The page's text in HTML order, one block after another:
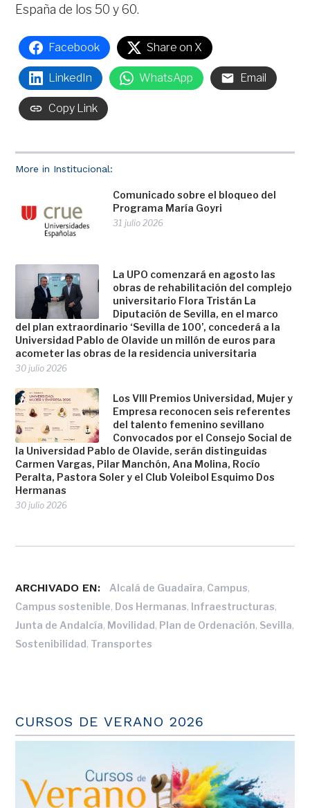
More in Institucional:
Comunicado sobre el bloqueo del
Programa María Goyri
31 julio 2026
La UPO comenzará en agosto las
obras de rehabilitación del complejo
universitario Flora Tristán La
Diputación de Sevilla, en el marco
del plan extraordinario ‘Sevilla de 100’, concederá a la
Universidad Pablo de Olavide un millón de euros para
acometer las obras de la residencia universitaria
30 julio 2026
Los VIII Premios Universidad, Mujer y
Empresa reconocen seis referentes
del talento femenino sevillano
Convocados por el Consejo Social de
la Universidad Pablo de Olavide, serán distinguidas
Carmen Vargas, Pilar Manchón, Ana Molina, Rocío
Peralta, Pastora Soler y el Club Voleibol Esquimo Dos
Hermanas
30 julio 2026
España de los 50 y 60.
Facebook Share on X
LinkedIn WhatsApp Email
Copy Link
ARCHIVADO EN: Alcalá de Guadaíra, Campus,
Campus sostenible, Dos Hermanas, Infraestructuras,
Junta de Andalcía, Movilidad, Plan de Ordenación, Sevilla,
Sostenibilidad, Transportes
CURSOS DE VERANO 2026